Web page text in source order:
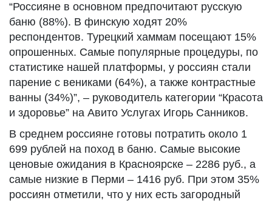
“Россияне в основном предпочитают русскую
баню (88%). В финскую ходят 20%
респондентов. Турецкий хаммам посещают 15%
опрошенных. Самые популярные процедуры, по
статистике нашей платформы, у россиян стали
парение с вениками (64%), а также контрастные
ванны (34%)”, – руководитель категории “Красота
и здоровье” на Авито Услугах Игорь Санников.
В среднем россияне готовы потратить около 1
699 рублей на поход в баню. Самые высокие
ценовые ожидания в Красноярске – 2286 руб., а
самые низкие в Перми – 1416 руб. При этом 35%
россиян отметили, что у них есть загородный